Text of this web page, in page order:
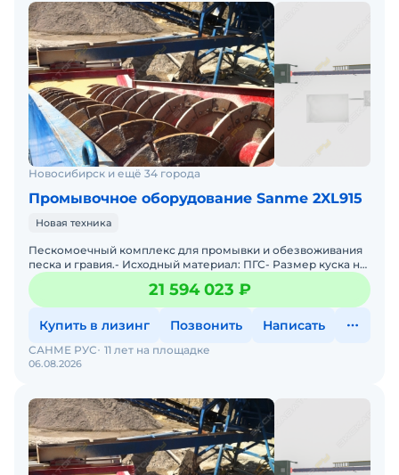
Новосибирск и ещё 34 города
Промывочное оборудование Sanme 2XL915
Новая техника
Пескомоечный комплекс для промывки и обезвоживания
песка и гравия.- Исходный материал: ПГС- Размер куска на
входе: 10мм- Размер куска на выходе: 0-5мм, 5-10мм-
21 594 023 ₽
Купить в лизинг Позвонить Написать
06.08.2026
САНМЕ РУС 11 лет на площадке